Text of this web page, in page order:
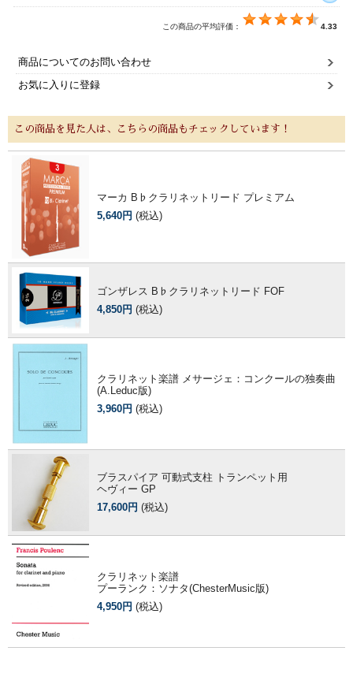
この商品の平均評価： 4.33
商品についてのお問い合わせ
お気に入りに登録
この商品を見た人は、こちらの商品もチェックしています！
マーカ B♭クラリネットリード プレミアム
5,640円 (税込)
ゴンザレス B♭クラリネットリード FOF
4,850円 (税込)
クラリネット楽譜 メサージェ：コンクールの独奏曲
(A.Leduc版)
3,960円 (税込)
ブラスパイア 可動式支柱 トランペット用
ヘヴィー GP
17,600円 (税込)
クラリネット楽譜
プーランク：ソナタ(ChesterMusic版)
4,950円 (税込)